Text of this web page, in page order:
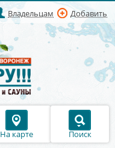
Владельцам Добавить
На карте Поиск